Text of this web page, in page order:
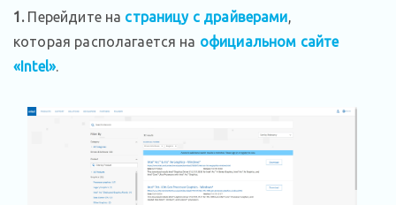
1.Перейдите на страницу с драйверами,
которая располагается на официальном сайте
«Intel».